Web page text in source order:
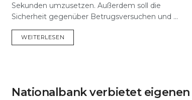
Sekunden umzusetzen. Außerdem soll die
Sicherheit gegenüber Betrugsversuchen und ...
WEITERLESEN
Nationalbank verbietet eigenen